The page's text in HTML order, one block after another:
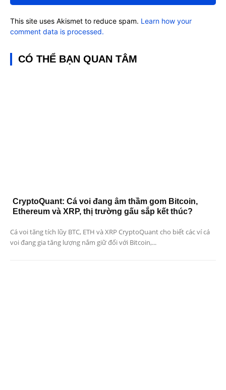
This site uses Akismet to reduce spam. Learn how your
comment data is processed.
CÓ THỂ BẠN QUAN TÂM
CryptoQuant: Cá voi đang âm thầm gom Bitcoin,
Ethereum và XRP, thị trường gấu sắp kết thúc?
Cá voi tăng tích lũy BTC, ETH và XRP CryptoQuant cho biết các ví cá
voi đang gia tăng lượng nắm giữ đối với Bitcoin,...